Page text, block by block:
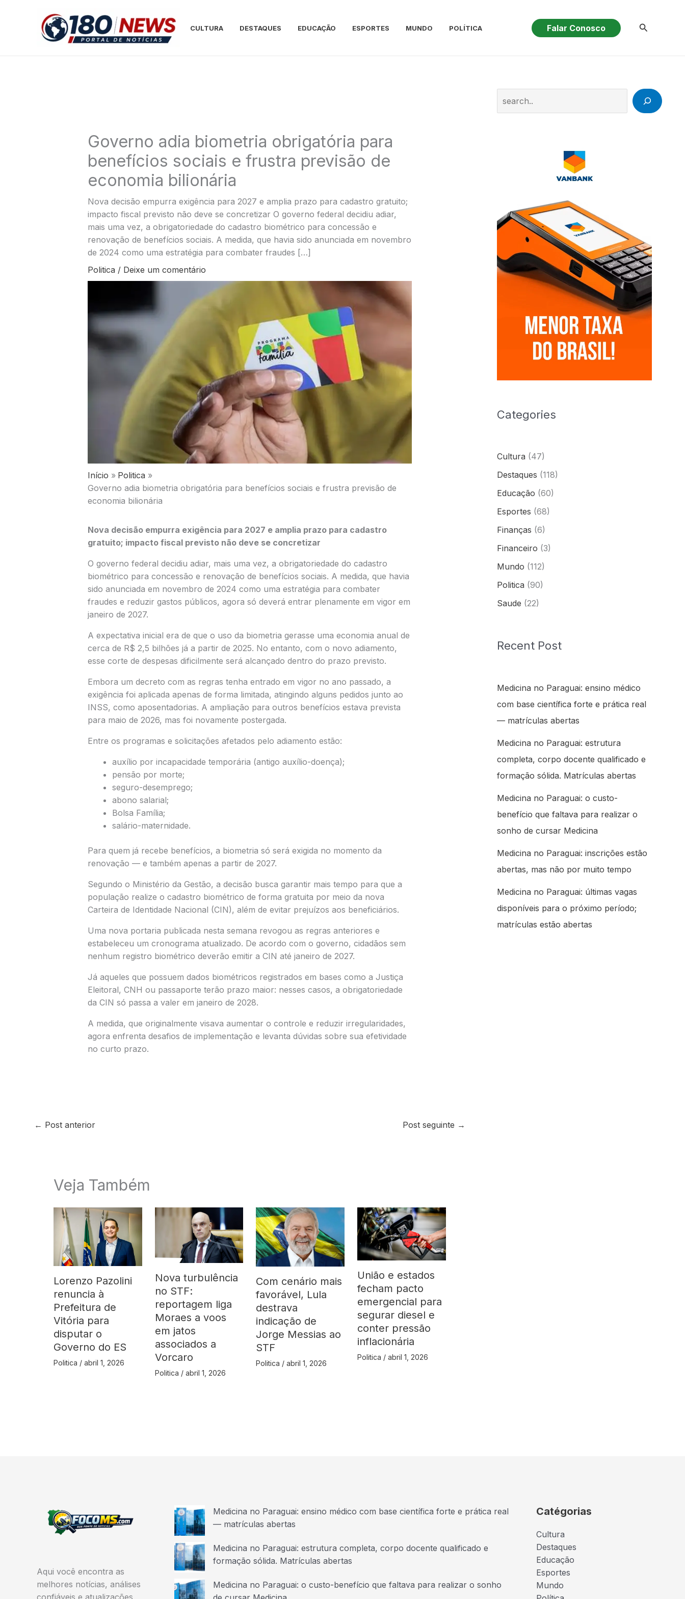
CULTURA DESTAQUES EDUCAÇÃO ESPORTES MUNDO POLÍTICA Falar Conosco Pesquisar
Governo adia biometria obrigatória para
benefícios sociais e frustra previsão de
economia bilionária
Nova decisão empurra exigência para 2027 e amplia prazo para cadastro gratuito;
impacto fiscal previsto não deve se concretizar O governo federal decidiu adiar,
mais uma vez, a obrigatoriedade do cadastro biométrico para concessão e
renovação de benefícios sociais. A medida, que havia sido anunciada em novembro
de 2024 como uma estratégia para combater fraudes […]
Politica / Deixe um comentário
Início
Politica
Governo adia biometria obrigatória para benefícios sociais e frustra previsão de
economia bilionária
Nova decisão empurra exigência para 2027 e amplia prazo para cadastro
gratuito; impacto fiscal previsto não deve se concretizar
O governo federal decidiu adiar, mais uma vez, a obrigatoriedade do cadastro
biométrico para concessão e renovação de benefícios sociais. A medida, que havia
sido anunciada em novembro de 2024 como uma estratégia para combater
fraudes e reduzir gastos públicos, agora só deverá entrar plenamente em vigor em
janeiro de 2027.
A expectativa inicial era de que o uso da biometria gerasse uma economia anual de
cerca de R$ 2,5 bilhões já a partir de 2025. No entanto, com o novo adiamento,
esse corte de despesas dificilmente será alcançado dentro do prazo previsto.
Embora um decreto com as regras tenha entrado em vigor no ano passado, a
exigência foi aplicada apenas de forma limitada, atingindo alguns pedidos junto ao
INSS, como aposentadorias. A ampliação para outros benefícios estava prevista
para maio de 2026, mas foi novamente postergada.
Entre os programas e solicitações afetados pelo adiamento estão:
auxílio por incapacidade temporária (antigo auxílio-doença);
pensão por morte;
seguro-desemprego;
abono salarial;
Bolsa Família;
salário-maternidade.
Para quem já recebe benefícios, a biometria só será exigida no momento da
renovação — e também apenas a partir de 2027.
Segundo o Ministério da Gestão, a decisão busca garantir mais tempo para que a
população realize o cadastro biométrico de forma gratuita por meio da nova
Carteira de Identidade Nacional (CIN), além de evitar prejuízos aos beneficiários.
Uma nova portaria publicada nesta semana revogou as regras anteriores e
estabeleceu um cronograma atualizado. De acordo com o governo, cidadãos sem
nenhum registro biométrico deverão emitir a CIN até janeiro de 2027.
Já aqueles que possuem dados biométricos registrados em bases como a Justiça
Eleitoral, CNH ou passaporte terão prazo maior: nesses casos, a obrigatoriedade
da CIN só passa a valer em janeiro de 2028.
A medida, que originalmente visava aumentar o controle e reduzir irregularidades,
agora enfrenta desafios de implementação e levanta dúvidas sobre sua efetividade
no curto prazo.
← Post anterior Post seguinte →
Veja Também
Lorenzo Pazolini
renuncia à
Prefeitura de
Vitória para
disputar o
Governo do ES
Politica / abril 1, 2026
Nova turbulência
no STF:
reportagem liga
Moraes a voos
em jatos
associados a
Vorcaro
Politica / abril 1, 2026
Com cenário mais
favorável, Lula
destrava
indicação de
Jorge Messias ao
STF
Politica /abril 1, 2026
União e estados
fecham pacto
emergencial para
segurar diesel e
conter pressão
inflacionária
Politica /abril 1, 2026
Categories
Cultura (47)
Destaques (118)
Educação (60)
Esportes (68)
Finanças (6)
Financeiro (3)
Mundo (112)
Politica (90)
Saude (22)
Recent Post
Medicina no Paraguai: ensino médico
com base científica forte e prática real
— matrículas abertas
Medicina no Paraguai: estrutura
completa, corpo docente qualificado e
formação sólida. Matrículas abertas
Medicina no Paraguai: o custo-
benefício que faltava para realizar o
sonho de cursar Medicina
Medicina no Paraguai: inscrições estão
abertas, mas não por muito tempo
Medicina no Paraguai: últimas vagas
disponíveis para o próximo período;
matrículas estão abertas
Aqui você encontra as
melhores notícias, análises
confiáveis e atualizações
Medicina no Paraguai: ensino médico com base científica forte e prática real
— matrículas abertas
Medicina no Paraguai: estrutura completa, corpo docente qualificado e
formação sólida. Matrículas abertas
Medicina no Paraguai: o custo-benefício que faltava para realizar o sonho
Catégorias
Cultura
Destaques
Educação
Esportes
Mundo